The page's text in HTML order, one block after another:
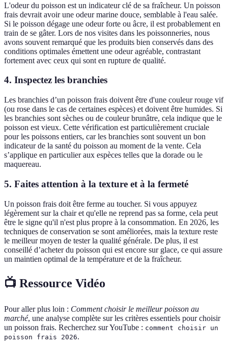
L'odeur du poisson est un indicateur clé de sa fraîcheur. Un poisson
frais devrait avoir une odeur marine douce, semblable à l'eau salée.
Si le poisson dégage une odeur forte ou âcre, il est probablement en
train de se gâter. Lors de nos visites dans les poissonneries, nous
avons souvent remarqué que les produits bien conservés dans des
conditions optimales émettent une odeur agréable, contrastant
fortement avec ceux qui sont en rupture de qualité.
4. Inspectez les branchies
Les branchies d’un poisson frais doivent être d'une couleur rouge vif
(ou rose dans le cas de certaines espèces) et doivent être humides. Si
les branchies sont sèches ou de couleur brunâtre, cela indique que le
poisson est vieux. Cette vérification est particulièrement cruciale
pour les poissons entiers, car les branchies sont souvent un bon
indicateur de la santé du poisson au moment de la vente. Cela
s’applique en particulier aux espèces telles que la dorade ou le
maquereau.
5. Faites attention à la texture et à la fermeté
Un poisson frais doit être ferme au toucher. Si vous appuyez
légèrement sur la chair et qu'elle ne reprend pas sa forme, cela peut
être le signe qu'il n'est plus propre à la consommation. En 2026, les
techniques de conservation se sont améliorées, mais la texture reste
le meilleur moyen de tester la qualité générale. De plus, il est
conseillé d’acheter du poisson qui est encore sur glace, ce qui assure
un maintien optimal de la température et de la fraîcheur.
📺 Ressource Vidéo
Pour aller plus loin : Comment choisir le meilleur poisson au
marché, une analyse complète sur les critères essentiels pour choisir
un poisson frais. Recherchez sur YouTube : comment choisir un
poisson frais 2026.